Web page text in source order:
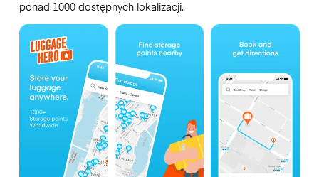
ponad 1000 dostępnych lokalizacji.